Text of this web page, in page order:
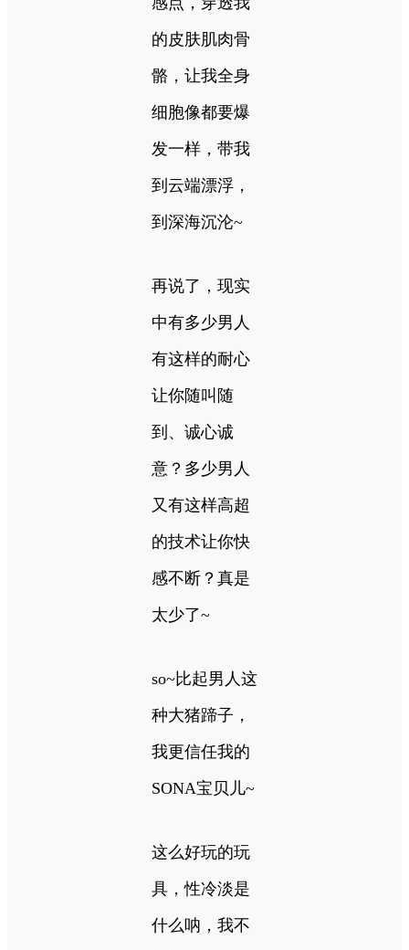
的皮肤肌肉骨
骼，让我全身
细胞像都要爆
发一样，带我
到云端漂浮，
到深海沉沦~
再说了，现实
中有多少男人
有这样的耐心
让你随叫随
到、诚心诚
意？多少男人
又有这样高超
的技术让你快
感不断？真是
太少了~
so~比起男人这
种大猪蹄子，
我更信任我的
SONA宝贝儿~
这么好玩的玩
具，性冷淡是
什么呐，我不